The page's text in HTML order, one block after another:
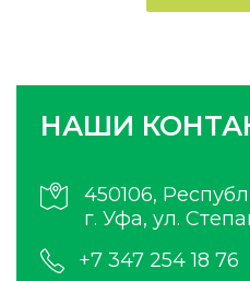
НАШИ
450106,
г. Уфа, ул.
+7 347 254 18 76